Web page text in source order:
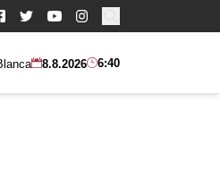
Buscar:
8.8.2026 6:40